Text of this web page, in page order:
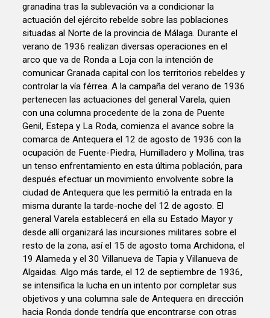
granadina tras la sublevación va a condicionar la
actuación del ejército rebelde sobre las poblaciones
situadas al Norte de la provincia de Málaga. Durante el
verano de 1936 realizan diversas operaciones en el
arco que va de Ronda a Loja con la intención de
comunicar Granada capital con los territorios rebeldes y
controlar la vía férrea. A la campaña del verano de 1936
pertenecen las actuaciones del general Varela, quien
con una columna procedente de la zona de Puente
Genil, Estepa y La Roda, comienza el avance sobre la
comarca de Antequera el 12 de agosto de 1936 con la
ocupación de Fuente-Piedra, Humilladero y Mollina, tras
un tenso enfrentamiento en esta última población, para
después efectuar un movimiento envolvente sobre la
ciudad de Antequera que les permitió la entrada en la
misma durante la tarde-noche del 12 de agosto. El
general Varela establecerá en ella su Estado Mayor y
desde allí organizará las incursiones militares sobre el
resto de la zona, así el 15 de agosto toma Archidona, el
19 Alameda y el 30 Villanueva de Tapia y Villanueva de
Algaidas. Algo más tarde, el 12 de septiembre de 1936,
se intensifica la lucha en un intento por completar sus
objetivos y una columna sale de Antequera en dirección
hacia Ronda donde tendría que encontrarse con otras